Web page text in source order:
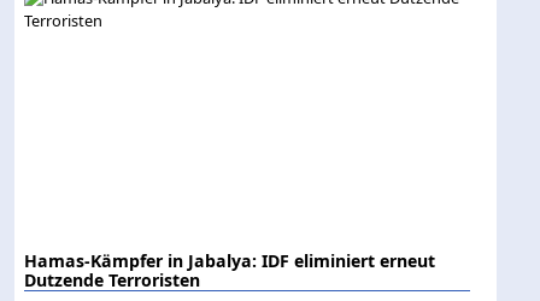
Hamas-Kämpfer in Jabalya: IDF eliminiert erneut
Dutzende Terroristen